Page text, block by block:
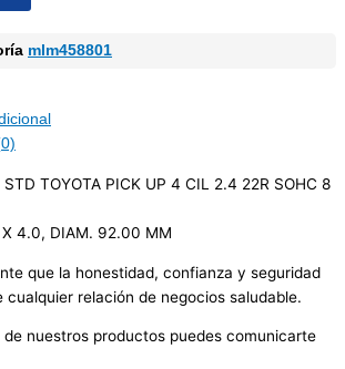
mlm458801
STD TOYOTA PICK UP 4 CIL 2.4 22R SOHC 8
X 4.0, DIAM. 92.00 MM
que la honestidad, confianza y seguridad
cualquier relación de negocios saludable.
de nuestros productos puedes comunicarte